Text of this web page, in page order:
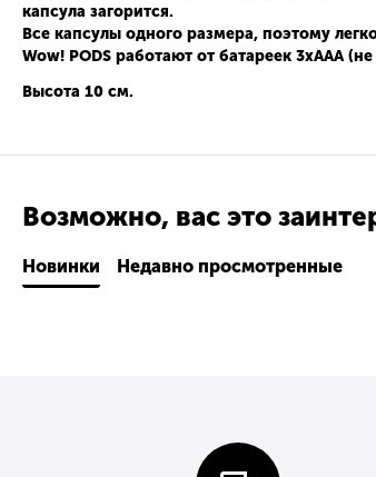
капсула загорится.
Все капсулы одного размера, поэтому
Wow! PODS работают от батареек 3хААА
Высота 10 см.
Возможно, вас это
Новинки Недавно просмотренные